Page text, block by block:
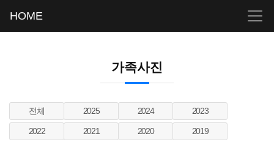
HOME
가족사진
전체 2025 2024 2023
2022 2021 2020 2019